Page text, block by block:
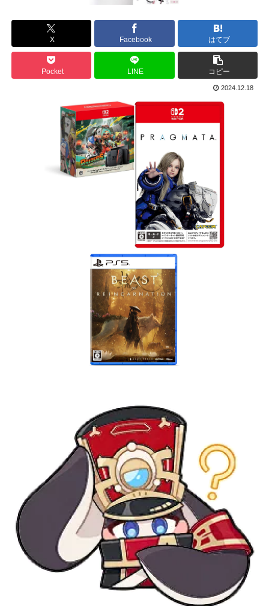
X Facebook はてブ
Pocket LINE コピー
2024.12.18